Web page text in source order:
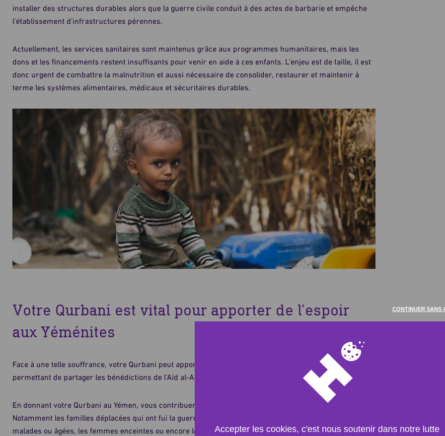
CONTINUER SANS
Accepter les cookies, c'est nous soutenir dans notre lutte
installer des structures durables alors que la guerre civile conduit à des actes de barbarie et empêche
l'établissement d'infrastructures pérennes.
Actuellement, les services sanitaires sont maintenus grâce aux programmes humanitaires, mais les
dons et les financements restent insuffisants pour venir en aide à ces enfants. L’enjeu est de taille, il est
donc urgent de combattre la malnutrition et aussi nécessaire de consolider, restaurer et maintenir à
terme les systèmes alimentaires, médicaux et sécuritaires durables.
Votre Qurbani est vital pour apporter de l’espoir
aux Yéménites
Face à une telle souffrance, votre Qurbani peut apporter de l'espoir au peuple yéménites, leur
permettant de partager les bénédictions de l'Aïd al-Adha.
En donnant votre Qurbani au Yémen, vous contribuerez à nourrir des personnes très vulnérables.
Notamment les familles déplacées qui ont fui la guerre, les jeunes enfants, les veuves, les personnes
malades ou âgées, les femmes enceintes ou encore les mères allaitantes.